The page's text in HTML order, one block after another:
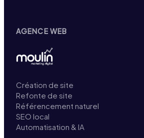
AGENCE WEB
Création de site
Refonte de site
Référencement naturel
SEO local
Automatisation & IA